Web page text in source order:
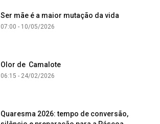
Ser mãe é a maior mutação da vida
07:00 - 10/05/2026
Olor de Camalote
06:15 - 24/02/2026
Quaresma 2026: tempo de conversão,